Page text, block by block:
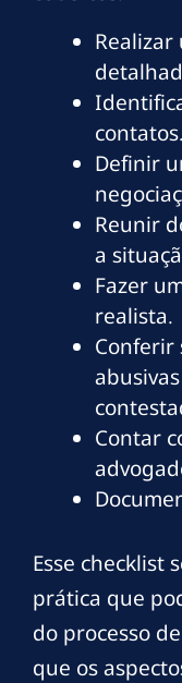
contatos.
Definir
Reunir
a
Fazer
realista.
Conferir
Contar
Esse checklist
prática que
do processo
que os